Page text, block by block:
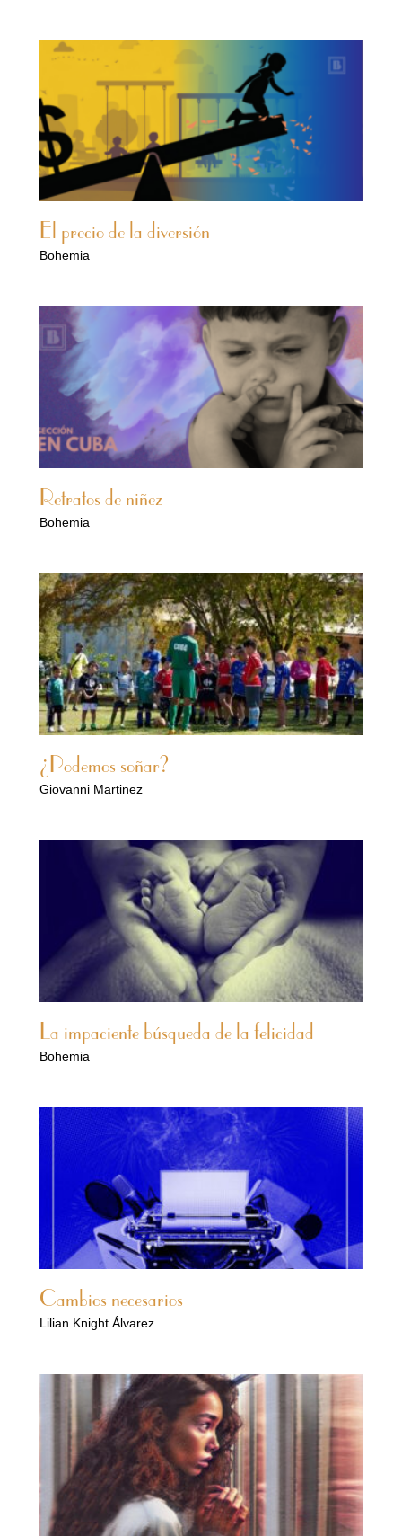
El precio de la diversión
Bohemia
Retratos de niñez
Bohemia
¿Podemos soñar?
Giovanni Martinez
La impaciente búsqueda de la felicidad
Bohemia
Cambios necesarios
Lilian Knight Álvarez